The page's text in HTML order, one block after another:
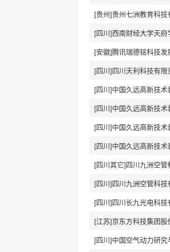
[贵州]贵州七洲教育科技
[四川]西南财经大学天府
[安徽]腾讯瑞德铭科技发
[四川]四川天利科技有限
[四川]中国久远高新技术
[四川]中国久远高新技术
[四川]中国久远高新技术
[四川]中国久远高新技术
[四川其它]四川九洲空管
[四川]四川九洲空管科技
[四川]四川长九光电科技
[江苏]京东方科技集团股